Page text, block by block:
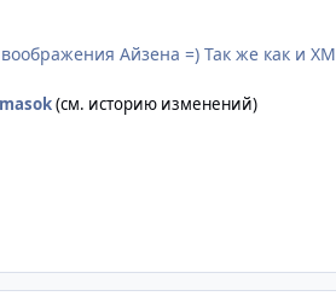
Айзена =) Так же как и ХМ
(см. историю изменений)